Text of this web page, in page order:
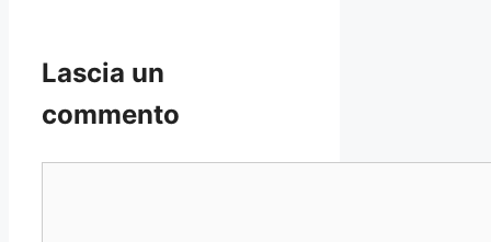
Lascia un
commento